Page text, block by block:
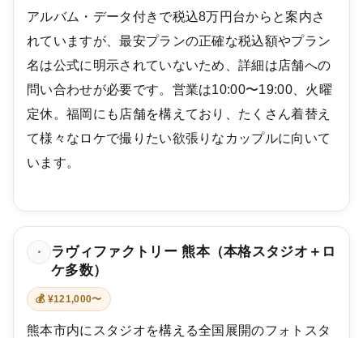
アルバム・データ付きで税込8万円台からと案内さ
れていますが、最安プランの正確な税込額やプラン
名は公式に明示されていないため、詳細は店舗への
問い合わせが必要です。営業は10:00〜19:00、火曜
定休。福岡にも店舗を構えており、たくさん着替え
て様々なロケで撮りたい欲張りなカップルに向いて
います。
・
ラヴィファクトリー 熊本（本格スタジオ＋ロ
ケ多数）
💰 ¥121,000〜
熊本市内にスタジオを構える全国展開のフォトスタ